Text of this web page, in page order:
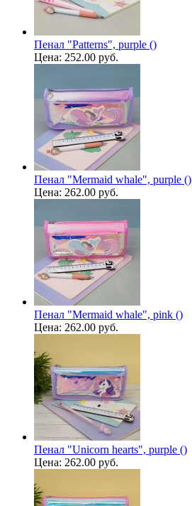
Пенал "Patterns", purple ()
Цена: 252.00 руб.
Пенал "Mermaid whale", purple ()
Цена: 262.00 руб.
Пенал "Mermaid whale", pink ()
Цена: 262.00 руб.
Пенал "Unicorn hearts", purple ()
Цена: 262.00 руб.